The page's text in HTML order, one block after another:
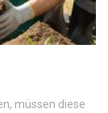
müssen diese